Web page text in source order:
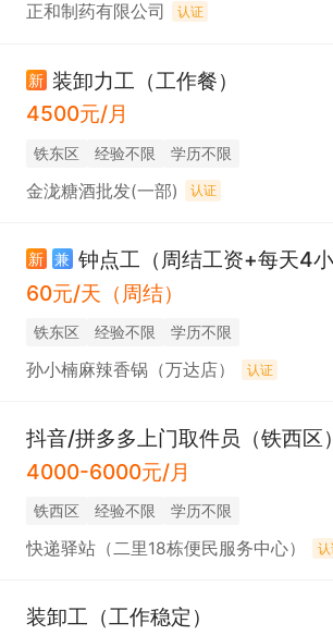
正和制药有限公司 认证
新 装卸力工（工作餐）
4500元/月
铁东区 经验不限 学历不限
金泷糖酒批发(一部) 认证
新 兼 钟点工（周结工资+每天4小
60元/天（周结）
铁东区 经验不限 学历不限
孙小楠麻辣香锅（万达店） 认证
抖音/拼多多上门取件员（铁西区）
4000-6000元/月
铁西区 经验不限 学历不限
快递驿站（二里18栋便民服务中心）
装卸工（工作稳定）